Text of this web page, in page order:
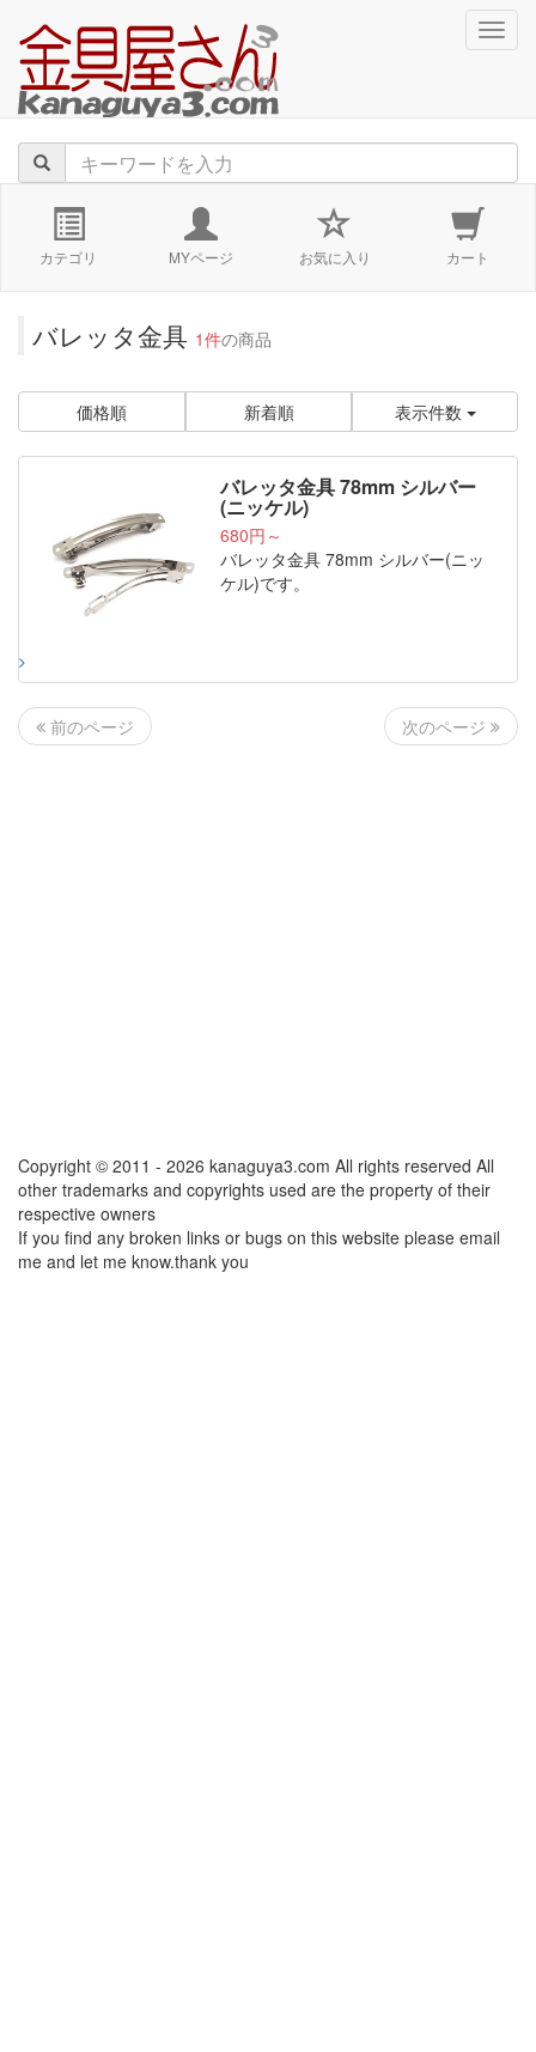
カテゴリ MYページ お気に入り カート
バレッタ金具 1件の商品
価格順 新着順 表示件数
バレッタ金具 78mm シルバー
(ニッケル)
680円～
バレッタ金具 78mm シルバー(ニッ
ケル)です。
前のページ 次のページ
Copyright © 2011 - 2026 kanaguya3.com All rights reserved All
other trademarks and copyrights used are the property of their
respective owners
If you find any broken links or bugs on this website please email
me and let me know.thank you